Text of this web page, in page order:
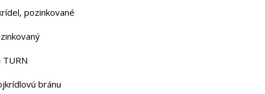
pozinkované
bránu